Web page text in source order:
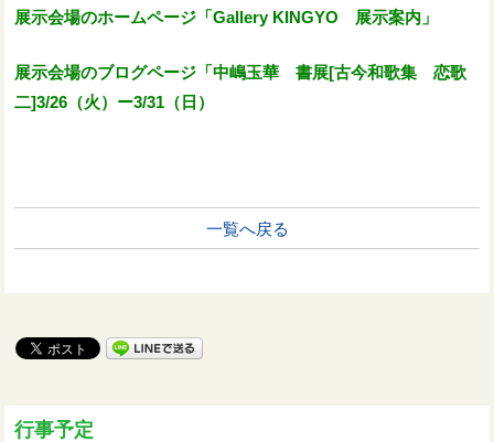
展示会場のホームページ「Gallery KINGYO 展示案内」
展示会場のブログページ「中嶋玉華 書展[古今和歌集 恋歌
二]3/26（火）ー3/31（日）
一覧へ戻る
行事予定